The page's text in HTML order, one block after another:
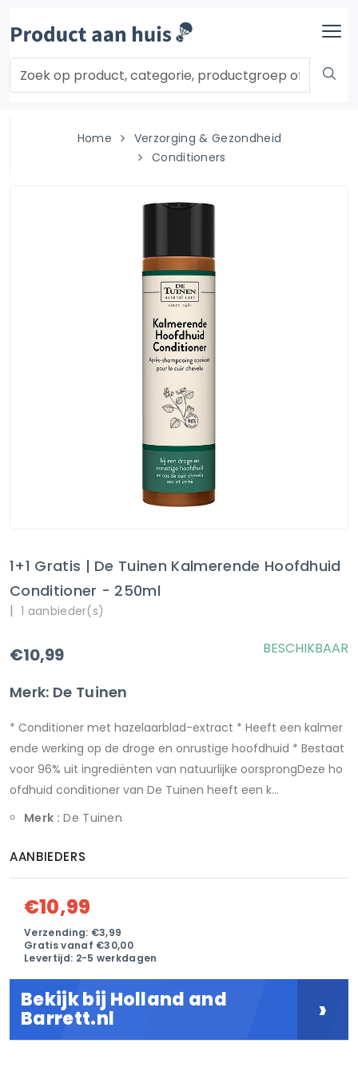
Home
Verzorging & Gezondheid
Conditioners
1+1 Gratis | De Tuinen Kalmerende Hoofdhuid
Conditioner - 250ml
| 1 aanbieder(s)
€10,99
Merk: De Tuinen
BESCHIKBAAR
* Conditioner met hazelaarblad-extract * Heeft een kalmer
ende werking op de droge en onrustige hoofdhuid * Bestaat
voor 96% uit ingrediënten van natuurlijke oorsprongDeze ho
ofdhuid conditioner van De Tuinen heeft een k...
Merk : De Tuinen
AANBIEDERS
€10,99
Verzending: €3,99
Gratis vanaf €30,00
Levertijd: 2-5 werkdagen
Bekijk bij Holland and
Barrett.nl ›